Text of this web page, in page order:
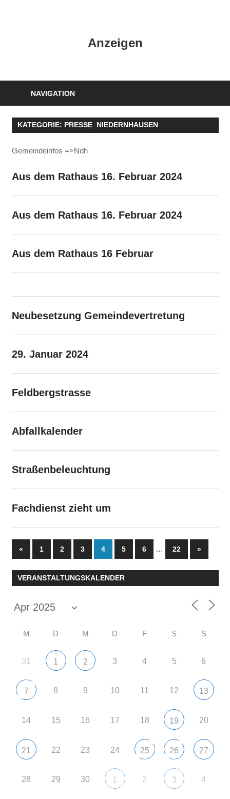
Anzeigen
NAVIGATION
KATEGORIE: PRESSE_NIEDERNHAUSEN
Gemeindeinfos =>Ndh
Aus dem Rathaus 16. Februar 2024
Aus dem Rathaus 16. Februar 2024
Aus dem Rathaus 16 Februar
Neubesetzung Gemeindevertretung
29. Januar 2024
Feldbergstrasse
Abfallkalender
Straßenbeleuchtung
Fachdienst zieht um
Seitennummerierung
der
Beiträge
«Vorherige
Beiträge
1 2 3 4 5 6 … 22
Nächste
Beiträge
»
VERANSTALTUNGSKALENDER
M D M D F S S
31 1 2 3 4 5 6
7 8 9 10 11 12 13
14 15 16 17 18 19 20
21 22 23 24 25 26 27
28 29 30 1 2 3 4